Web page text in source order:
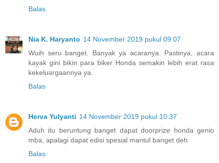
Balas
Nia K. Haryanto 14 November 2019 pukul 09.07
Wuih seru banget. Banyak ya acaranya. Pastinya, acara
kayak gini bikin para biker Honda semakin lebih erat rasa
kekeluargaannya ya.
Balas
Herva Yulyanti 14 November 2019 pukul 10.37
Aduh itu beruntung banget dapat doorprize honda genio
mba, apalagi dapat edisi spesial mantul banget deh
Balas